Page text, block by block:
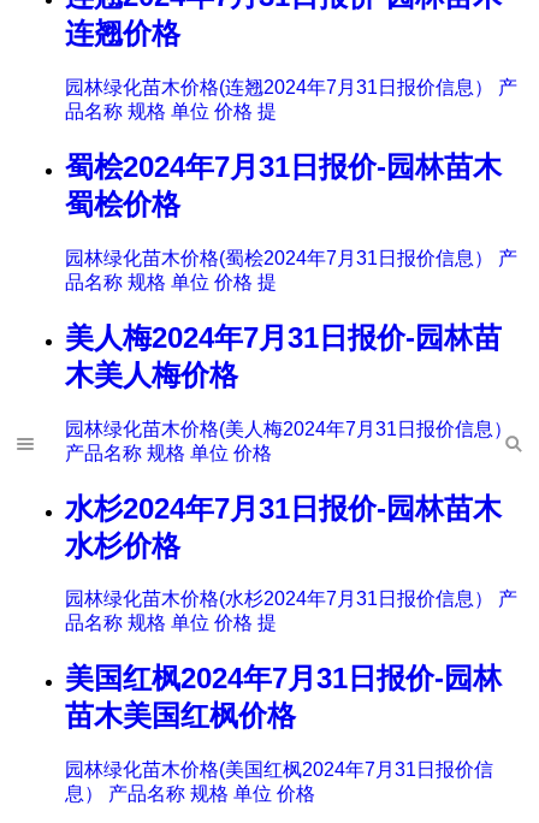
连翘价格
园林绿化苗木价格(连翘2024年7月31日报价信息） 产
品名称 规格 单位 价格 提
蜀桧2024年7月31日报价-园林苗木
蜀桧价格
园林绿化苗木价格(蜀桧2024年7月31日报价信息） 产
品名称 规格 单位 价格 提
美人梅2024年7月31日报价-园林苗
木美人梅价格
园林绿化苗木价格(美人梅2024年7月31日报价信息）
产品名称 规格 单位 价格
水杉2024年7月31日报价-园林苗木
水杉价格
园林绿化苗木价格(水杉2024年7月31日报价信息） 产
品名称 规格 单位 价格 提
美国红枫2024年7月31日报价-园林
苗木美国红枫价格
园林绿化苗木价格(美国红枫2024年7月31日报价信
息） 产品名称 规格 单位 价格